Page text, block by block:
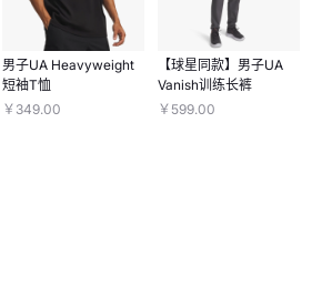
男子UA Heavyweight
短袖T恤
￥349.00
【球星同款】男子UA
Vanish训练长裤
￥599.00